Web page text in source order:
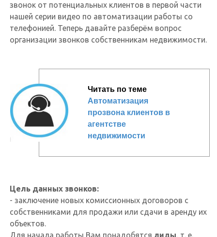
звонок от потенциальных клиентов в первой части
нашей серии видео по автоматизации работы со
телефонией. Теперь давайте разберём вопрос
организации звонков собственникам недвижимости.
Читать по теме
Автоматизация
прозвона клиентов в
агентстве
недвижимости
Цель данных звонков:
- заключение новых комиссионных договоров с
собственниками для продажи или сдачи в аренду их
объектов.
Для начала работы Вам понадобятся лиды, т. е.